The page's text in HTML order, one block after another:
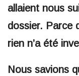
allaient nous
dossier. Parce
rien n’a été
Nous savions